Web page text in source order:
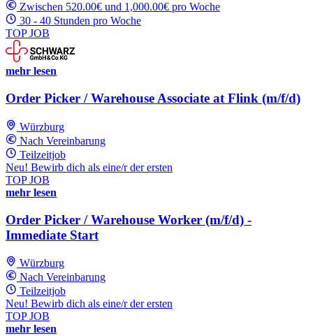
Zwischen 520.00€ und 1,000.00€ pro Woche
30 - 40 Stunden pro Woche
TOP JOB
mehr lesen
Order Picker / Warehouse Associate at Flink (m/f/d)
Würzburg
Nach Vereinbarung
Teilzeitjob
Neu! Bewirb dich als eine/r der ersten
TOP JOB
mehr lesen
Order Picker / Warehouse Worker (m/f/d) -
Immediate Start
Würzburg
Nach Vereinbarung
Teilzeitjob
Neu! Bewirb dich als eine/r der ersten
TOP JOB
mehr lesen